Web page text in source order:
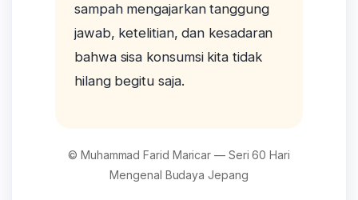
sampah mengajarkan tanggung
jawab, ketelitian, dan kesadaran
bahwa sisa konsumsi kita tidak
hilang begitu saja.
© Muhammad Farid Maricar — Seri 60 Hari
Mengenal Budaya Jepang